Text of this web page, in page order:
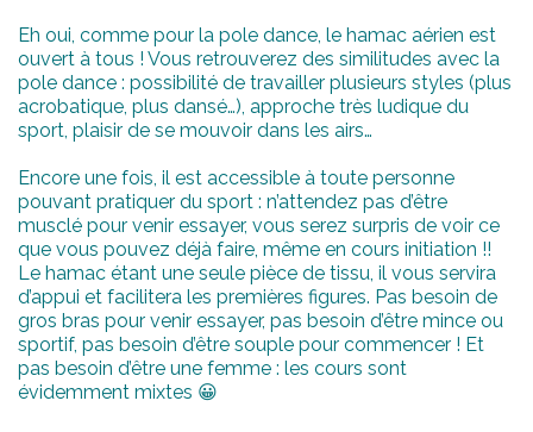
Eh oui, comme pour la pole dance, le hamac aérien est
ouvert à tous ! Vous retrouverez des similitudes avec la
pole dance : possibilité de travailler plusieurs styles (plus
acrobatique, plus dansé…), approche très ludique du
sport, plaisir de se mouvoir dans les airs…
Encore une fois, il est accessible à toute personne
pouvant pratiquer du sport : n’attendez pas d’être
musclé pour venir essayer, vous serez surpris de voir ce
que vous pouvez déjà faire, même en cours initiation !!
Le hamac étant une seule pièce de tissu, il vous servira
d’appui et facilitera les premières figures. Pas besoin de
gros bras pour venir essayer, pas besoin d’être mince ou
sportif, pas besoin d’être souple pour commencer ! Et
pas besoin d’être une femme : les cours sont
évidemment mixtes 😀